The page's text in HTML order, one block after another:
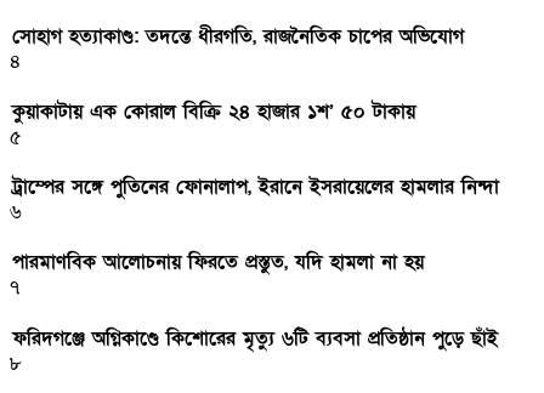
সোহাগ হত্যাকাণ্ড: তদন্তে ধীরগতি, রাজনৈতিক চাপের অভিযোগ
৪
কুয়াকাটায় এক কোরাল বিক্রি ২৪ হাজার ১শ’ ৫০ টাকায়
৫
ট্রাম্পের সঙ্গে পুতিনের ফোনালাপ, ইরানে ইসরায়েলের হামলার নিন্দা
৬
পারমাণবিক আলোচনায় ফিরতে প্রস্তুত, যদি হামলা না হয়
৭
ফরিদগঞ্জে অগ্নিকাণ্ডে কিশোরের মৃত্যু ৬টি ব্যবসা প্রতিষ্ঠান পুড়ে ছাঁই
৮